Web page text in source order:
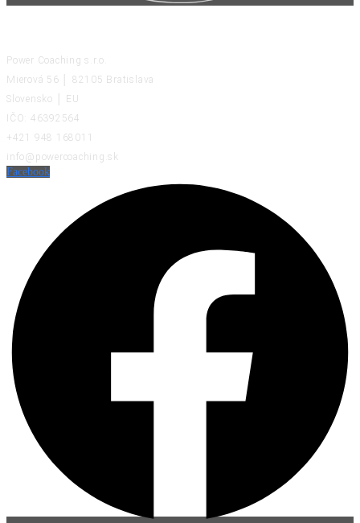
Power Coaching s.r.o.
Mierová 56 │ 82105 Bratislava
Slovensko │ EU
IČO: 46392564
+421 948 168011
info@powercoaching.sk
Facebook